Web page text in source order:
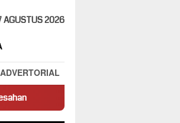
AGUSTUS 2026
ADVERTORIAL
Miring Hambat Arus Lalu Lintas di Jalan